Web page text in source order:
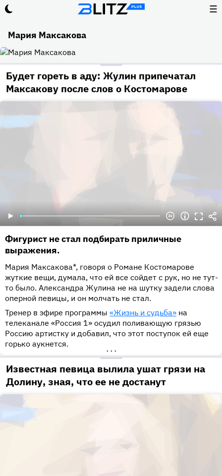
☰
Мария Максакова
Будет гореть в аду: Жулин припечатал
Максакову после слов о Костомарове
Фигурист не стал подбирать приличные
выражения.
Мария Максакова*, говоря о Романе Костомарове
жуткие вещи, думала, что ей все сойдет с рук, но не тут-
то было. Александра Жулина не на шутку задели слова
оперной певицы, и он молчать не стал.
Тренер в эфире программы «Жизнь и судьба» на
телеканале «Россия 1» осудил поливающую грязью
Россию артистку и добавил, что этот поступок ей еще
горько аукнется.
•••
Известная певица вылила ушат грязи на
Долину, зная, что ее не достанут